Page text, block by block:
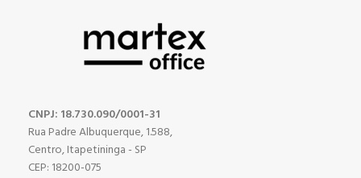
CNPJ: 18.730.090/0001-31
Rua Padre Albuquerque, 1.588,
Centro, Itapetininga - SP
CEP: 18200-075